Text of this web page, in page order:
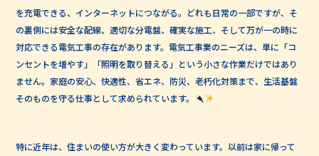
を充電できる、インターネットにつながる。どれも日常の一部ですが、そ
の裏側には安全な配線、適切な分電盤、確実な施工、そして万が一の時に
対応できる電気工事の存在があります。電気工事業のニーズは、単に「コ
ンセントを増やす」「照明を取り替える」という小さな作業だけではあり
ません。家庭の安心、快適性、省エネ、防災、老朽化対策まで、生活基盤
そのものを守る仕事として求められています。
特に近年は、住まいの使い方が大きく変わっています。以前は家に帰って